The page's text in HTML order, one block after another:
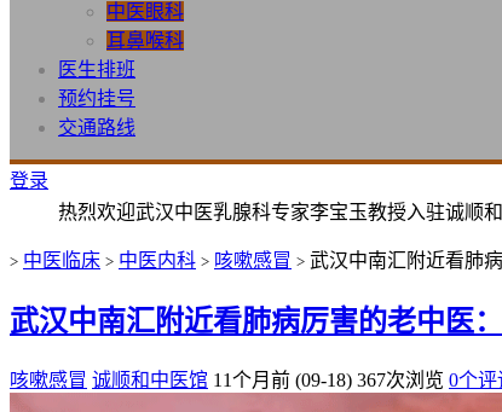
中医眼科
耳鼻喉科
医生排班
预约挂号
交通路线
登录
热烈欢迎武汉中医乳腺科专家李宝玉教授入驻诚顺
> 中医临床 > 中医内科 > 咳嗽感冒 > 武汉中南汇附近看肺
武汉中南汇附近看肺病厉害的老中医
咳嗽感冒 诚顺和中医馆 11个月前 (09-18) 367次浏览 0个评